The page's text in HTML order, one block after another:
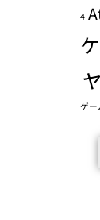
4
ゲー